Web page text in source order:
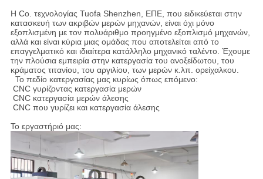
Η Co. τεχνολογίας Tuofa Shenzhen, ΕΠΕ, που ειδικεύεται στην
κατασκευή των ακριβών μερών μηχανών, είναι όχι μόνο
εξοπλισμένη με τον πολυάριθμο προηγμένο εξοπλισμό μηχανών,
αλλά και είναι κύρια μιας ομάδας που αποτελείται από το
επαγγελματικό και ιδιαίτερα κατάλληλο μηχανικό ταλέντο. Έχουμε
την πλούσια εμπειρία στην κατεργασία του ανοξείδωτου, του
κράματος τιτανίου, του αργιλίου, των μερών κ.λπ. ορείχαλκου.
Το πεδίο κατεργασίας μας κυρίως όπως επόμενο:
CNC γυρίζοντας κατεργασία μερών
CNC κατεργασία μερών άλεσης
CNC που γυρίζει και κατεργασία άλεσης
Το εργαστήριό μας: